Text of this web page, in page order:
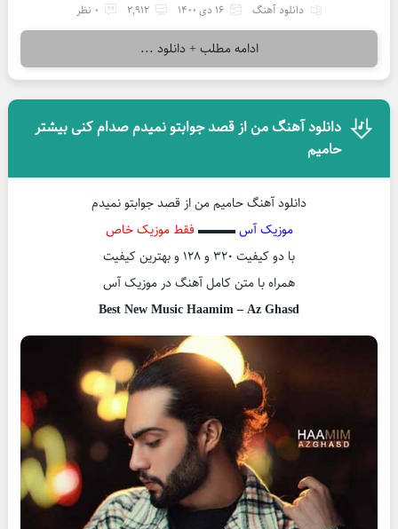
دانلود آهنگ 16 دی 1400 2,912 0 نظر
ادامه مطلب + دانلود ...
دانلود آهنگ من از قصد جوابتو نمیدم صدام کنی بیشتر
حامیم
دانلود آهنگ حامیم من از قصد جوابتو نمیدم
موزیک آس▬▬▬ فقط موزیک خاص
با دو کیفیت ۳۲۰ و ۱۲۸ و بهترین کیفیت
همراه با متن کامل آهنگ در موزیک آس
Best New Music Haamim – Az Ghasd